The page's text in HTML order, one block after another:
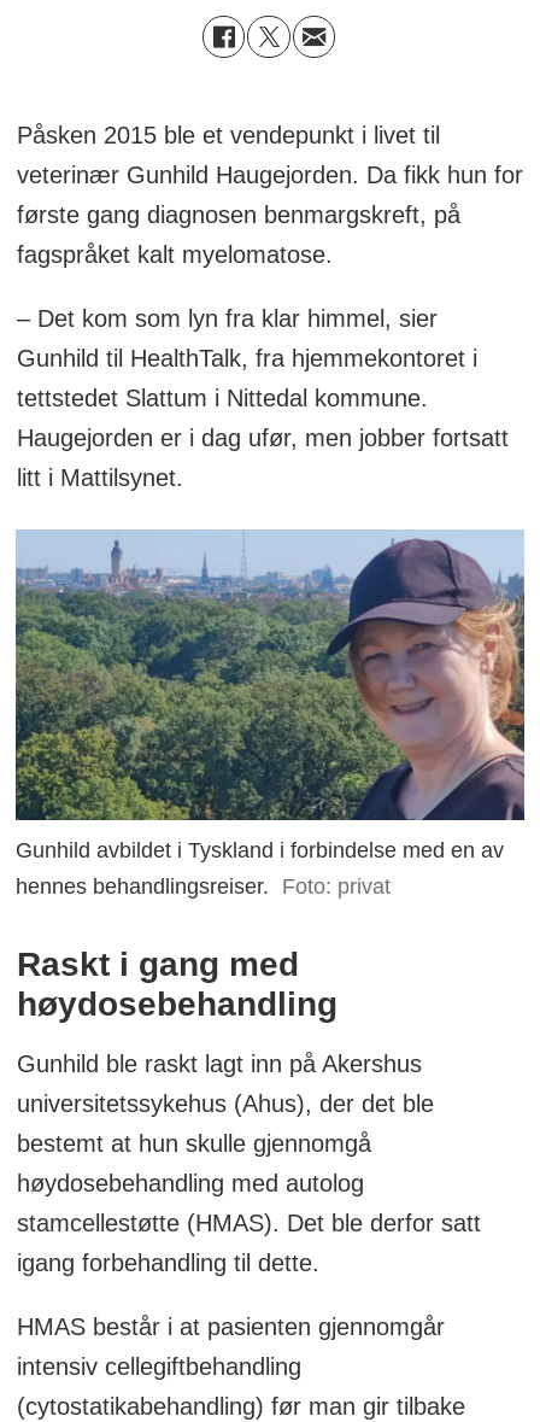
Påsken 2015 ble et vendepunkt i livet til
veterinær Gunhild Haugejorden. Da fikk hun for
første gang diagnosen benmargskreft, på
fagspråket kalt myelomatose.
– Det kom som lyn fra klar himmel, sier
Gunhild til HealthTalk, fra hjemmekontoret i
tettstedet Slattum i Nittedal kommune.
Haugejorden er i dag ufør, men jobber fortsatt
litt i Mattilsynet.
Gunhild avbildet i Tyskland i forbindelse med en av
hennes behandlingsreiser.
Foto: privat
Raskt i gang med
høydosebehandling
Gunhild ble raskt lagt inn på Akershus
universitetssykehus (Ahus), der det ble
bestemt at hun skulle gjennomgå
høydosebehandling med autolog
stamcellestøtte (HMAS). Det ble derfor satt
igang forbehandling til dette.
HMAS består i at pasienten gjennomgår
intensiv cellegiftbehandling
(cytostatikabehandling) før man gir tilbake